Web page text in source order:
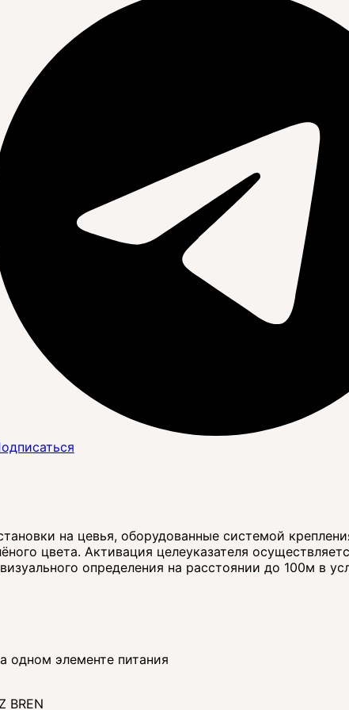
на цевья, оборудованные системой
цвета. Активация целеуказателя
определения на расстоянии до 100м в
одном элементе питания
BREN